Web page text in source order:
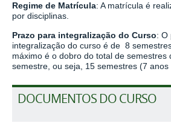
Regime de Matrícula: A matrícula é
por disciplinas.
Prazo para integralização do Curso: O
integralização do curso é de 8
máximo é o dobro do total de semestres
semestre, ou seja, 15 semestres (7 anos
DOCUMENTOS DO CURSO